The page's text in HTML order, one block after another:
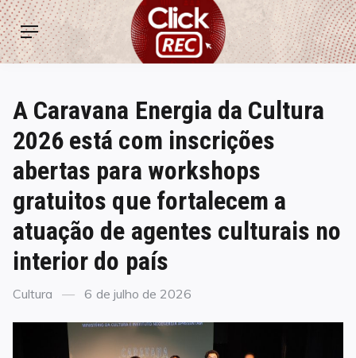
Skip
to
content
ClickREC
Menu
A Caravana Energia da Cultura
2026 está com inscrições
abertas para workshops
gratuitos que fortalecem a
atuação de agentes culturais no
interior do país
Categories
Cultura
Posted
6 de julho de 2026